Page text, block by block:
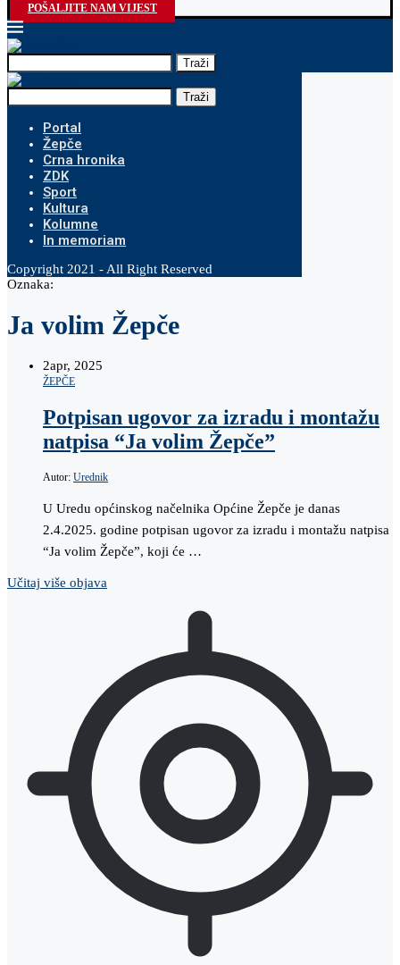
POŠALJITE NAM VIJEST
Traži
Traži
Portal
Žepče
Crna hronika
ZDK
Sport
Kultura
Kolumne
In memoriam
Copyright 2021 - All Right Reserved
Oznaka:
Ja volim Žepče
2apr, 2025
ŽEPČE
Potpisan ugovor za izradu i montažu
natpisa “Ja volim Žepče”
Autor: Urednik
U Uredu općinskog načelnika Općine Žepče je danas
2.4.2025. godine potpisan ugovor za izradu i montažu natpisa
“Ja volim Žepče”, koji će …
Učitaj više objava